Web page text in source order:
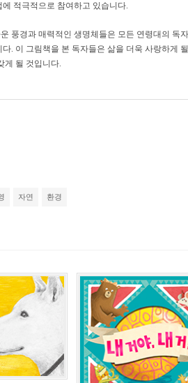
적극적으로 참여하고 있습니다.
풍경과 매력적인 생명체들은 모든 연령대의 독자
다. 이 그림책을 본 독자들은 삶을 더욱 사랑하게
게 될 것입니다.
자연 환경